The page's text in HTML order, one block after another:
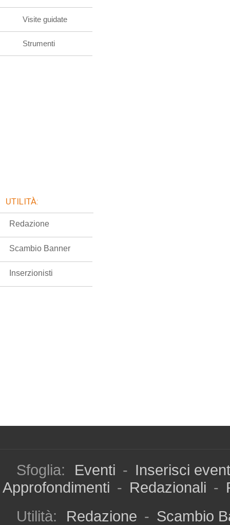
Visite guidate
Strumenti
UTILITÀ:
Redazione
Scambio Banner
Inserzionisti
Sfoglia: Eventi - Inserisci
Approfondimenti - Redazionali -
Utilità:
Redazione - Scambio